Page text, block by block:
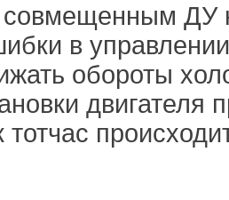
совмещенным ДУ
в
обороты
двигателя
тотчас